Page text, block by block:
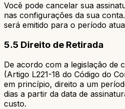
Você pode cancelar sua
nas configurações da sua
será emitido para o período
5.5 Direito de Retirada
De acordo com a legislação de
(Artigo L221-18 do Código do
em princípio, direito a um
dias a partir da data de
custo.